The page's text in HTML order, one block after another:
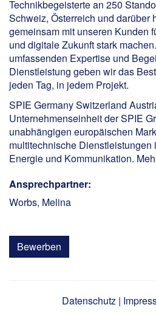
Technikbegeisterte an 250
Schweiz, Österreich und darüber
gemeinsam mit unseren Kunden
und digitale Zukunft stark
umfassenden Expertise und
Dienstleistung geben wir das
jeden Tag, in jedem Projekt.
SPIE Germany Switzerland
Unternehmenseinheit der SPIE
unabhängigen europäischen
multitechnische Dienstleistungen
Energie und Kommunikation.
Ansprechpartner:
Worbs, Melina
Bewerben
Datenschutz|